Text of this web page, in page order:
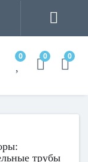
0 0 0
трубы